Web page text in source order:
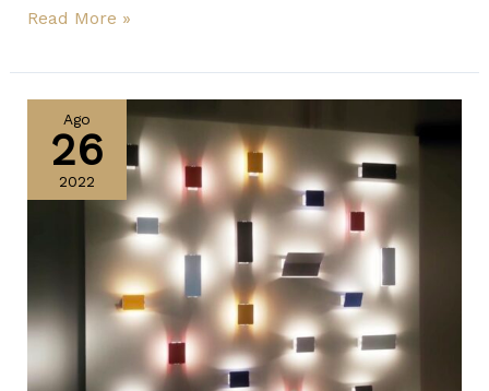
Read More »
Ago
26
2022
Perriand:
visionaria
minimalista